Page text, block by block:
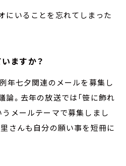
にいることを忘れてしまった
ますか？
年七夕関連のメールを募集し
。去年の放送では「笹に飾れ
うメールテーマで募集しまし
さんも自分の願い事を短冊に